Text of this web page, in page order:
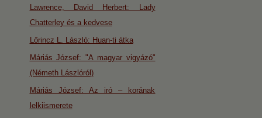
Lawrence, David Herbert: Lady
Chatterley és a kedvese
Lőrincz L. László: Huan-ti átka
Máriás József: "A magyar vigyázó"
(Németh Lászlóról)
Máriás József: Az iró – korának
lelkiismerete